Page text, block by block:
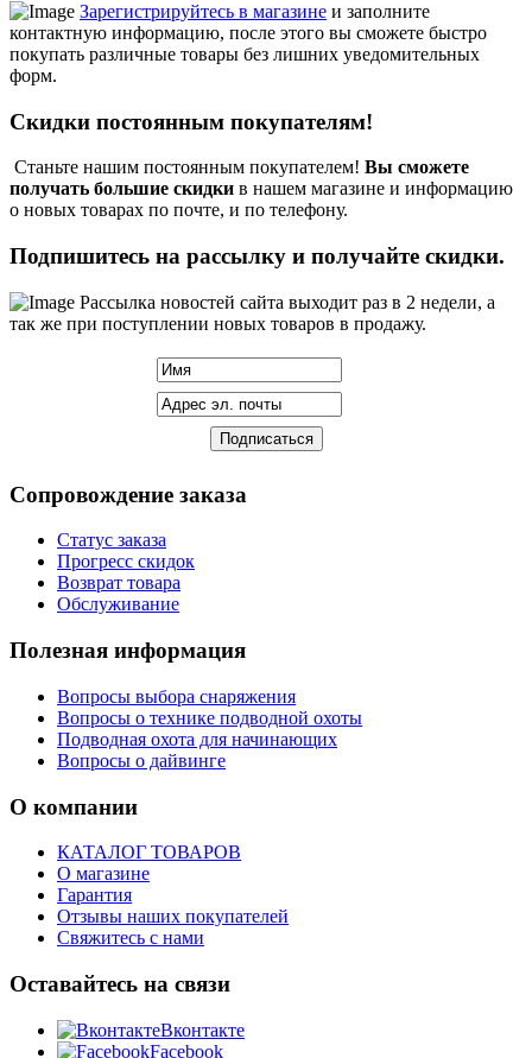
Зарегистрируйтесь в магазине и заполните
контактную информацию, после этого вы сможете быстро
покупать различные товары без лишних уведомительных
форм.
Скидки постоянным покупателям!
Станьте нашим постоянным покупателем! Вы сможете
получать большие скидки в нашем магазине и информацию
о новых товарах по почте, и по телефону.
Подпишитесь на рассылку и получайте скидки.
Рассылка новостей сайта выходит раз в 2 недели, а
так же при поступлении новых товаров в продажу.
Сопровождение заказа
Статус заказа
Прогресс скидок
Возврат товара
Обслуживание
Полезная информация
Вопросы выбора снаряжения
Вопросы о технике подводной охоты
Подводная охота для начинающих
Вопросы о дайвинге
О компании
КАТАЛОГ ТОВАРОВ
О магазине
Гарантия
Отзывы наших покупателей
Свяжитесь с нами
Оставайтесь на связи
Вконтакте
Facebook